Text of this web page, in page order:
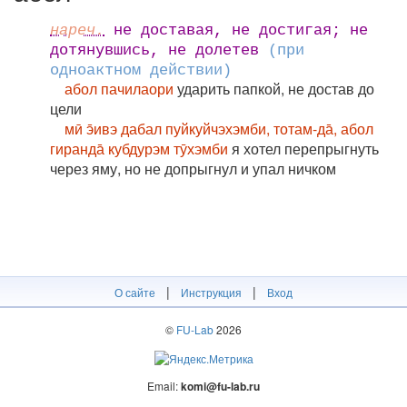
нареч. не доставая, не достигая; не
дотянувшись, не долетев
(при
одноактном действии)
абол пачилаори ударить папкой, не достав до
цели
мӣ э̄ивэ дабал пуйкуйчэхэмби, тотам-да̄, абол
гиранда̄ кубдурэм тӯхэмби я хотел перепрыгнуть
через яму, но не допрыгнул и упал ничком
О сайте | Инструкция | Вход
© FU-Lab2026
Email:komi@fu-lab.ru